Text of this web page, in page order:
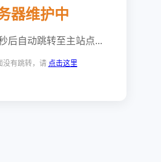
器维护中
后自动跳转至主站点...
没有跳转，请 点击这里